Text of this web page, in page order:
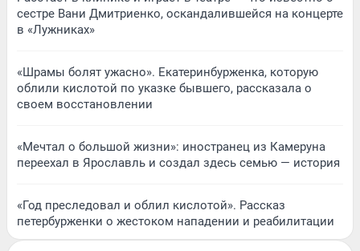
сестре Вани Дмитриенко, оскандалившейся на концерте
в «Лужниках»
«Шрамы болят ужасно». Екатеринбурженка, которую
облили кислотой по указке бывшего, рассказала о
своем восстановлении
«Мечтал о большой жизни»: иностранец из Камеруна
переехал в Ярославль и создал здесь семью — история
«Год преследовал и облил кислотой». Рассказ
петербурженки о жестоком нападении и реабилитации